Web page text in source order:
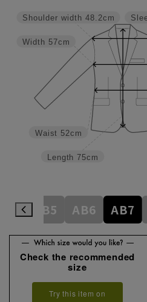
Length 75cm
Waist 52cm
Width 57cm
Shoulder width 48.2cm
AB5 AB6 AB7
Check the recommended
size
Try this item on